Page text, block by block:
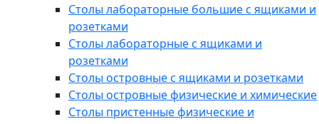
Столы лабораторные большие с ящиками и
розетками
Столы лабораторные с ящиками и
розетками
Столы островные с ящиками и розетками
Столы островные физические и химические
Столы пристенные физические и